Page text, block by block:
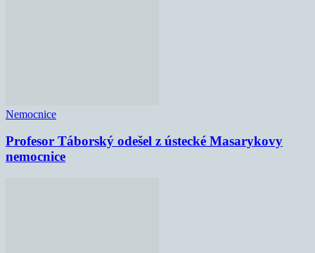
Nemocnice
Profesor Táborský odešel z ústecké Masarykovy
nemocnice